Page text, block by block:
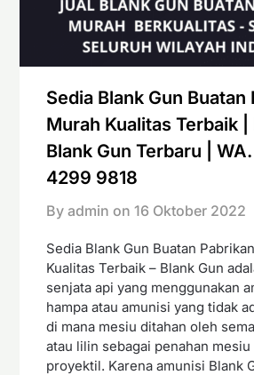
Sedia Blank Gun Buatan
Murah Kualitas Terbaik |
Blank Gun Terbaru |
4299 9818
By admin on 16 Oktober 2022
Sedia Blank Gun Buatan
Kualitas Terbaik – Blank Gun
senjata api yang menggunakan
hampa atau amunisi yang tidak
di mana mesiu ditahan oleh
atau lilin sebagai penahan
proyektil. Karena amunisi Blank